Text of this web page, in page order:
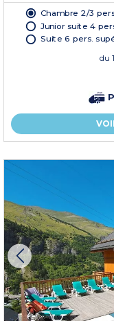
Chambre 2/3
Junior suite 4
Suite 6 pers.
du